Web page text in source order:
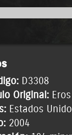
D3308
Original: Eros
Estados
2004